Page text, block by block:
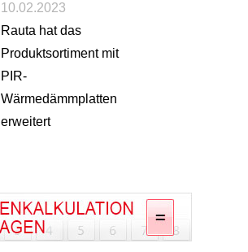
10.02.2023
Rauta hat das
Produktsortiment mit
PIR-
Wärmedämmplatten
erweitert